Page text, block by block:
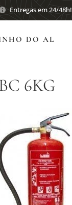
Entregas em 24/48h!
DO AL
6KG